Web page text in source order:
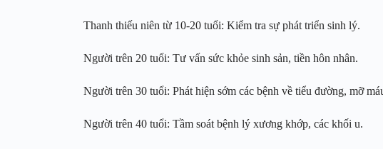
Thanh thiếu niên từ 10-20 tuổi: Kiểm tra sự phát triển sinh lý.
Người trên 20 tuổi: Tư vấn sức khỏe sinh sản, tiền hôn nhân.
Người trên 30 tuổi: Phát hiện sớm các bệnh về tiểu đường, mỡ
Người trên 40 tuổi: Tầm soát bệnh lý xương khớp, các khối u.